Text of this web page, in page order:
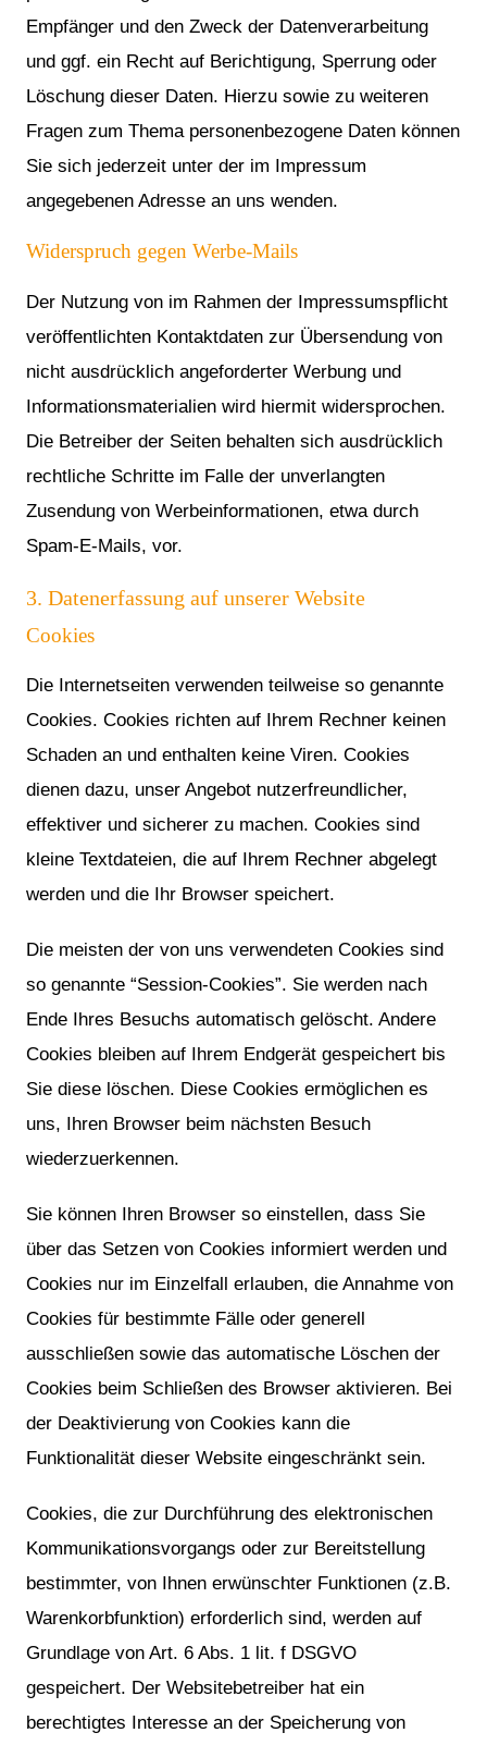
Empfänger und den Zweck der Datenverarbeitung
und ggf. ein Recht auf Berichtigung, Sperrung oder
Löschung dieser Daten. Hierzu sowie zu weiteren
Fragen zum Thema personenbezogene Daten können
Sie sich jederzeit unter der im Impressum
angegebenen Adresse an uns wenden.
Widerspruch gegen Werbe-Mails
Der Nutzung von im Rahmen der Impressumspflicht
veröffentlichten Kontaktdaten zur Übersendung von
nicht ausdrücklich angeforderter Werbung und
Informationsmaterialien wird hiermit widersprochen.
Die Betreiber der Seiten behalten sich ausdrücklich
rechtliche Schritte im Falle der unverlangten
Zusendung von Werbeinformationen, etwa durch
Spam-E-Mails, vor.
3. Datenerfassung auf unserer Website
Cookies
Die Internetseiten verwenden teilweise so genannte
Cookies. Cookies richten auf Ihrem Rechner keinen
Schaden an und enthalten keine Viren. Cookies
dienen dazu, unser Angebot nutzerfreundlicher,
effektiver und sicherer zu machen. Cookies sind
kleine Textdateien, die auf Ihrem Rechner abgelegt
werden und die Ihr Browser speichert.
Die meisten der von uns verwendeten Cookies sind
so genannte “Session-Cookies”. Sie werden nach
Ende Ihres Besuchs automatisch gelöscht. Andere
Cookies bleiben auf Ihrem Endgerät gespeichert bis
Sie diese löschen. Diese Cookies ermöglichen es
uns, Ihren Browser beim nächsten Besuch
wiederzuerkennen.
Sie können Ihren Browser so einstellen, dass Sie
über das Setzen von Cookies informiert werden und
Cookies nur im Einzelfall erlauben, die Annahme von
Cookies für bestimmte Fälle oder generell
ausschließen sowie das automatische Löschen der
Cookies beim Schließen des Browser aktivieren. Bei
der Deaktivierung von Cookies kann die
Funktionalität dieser Website eingeschränkt sein.
Cookies, die zur Durchführung des elektronischen
Kommunikationsvorgangs oder zur Bereitstellung
bestimmter, von Ihnen erwünschter Funktionen (z.B.
Warenkorbfunktion) erforderlich sind, werden auf
Grundlage von Art. 6 Abs. 1 lit. f DSGVO
gespeichert. Der Websitebetreiber hat ein
berechtigtes Interesse an der Speicherung von